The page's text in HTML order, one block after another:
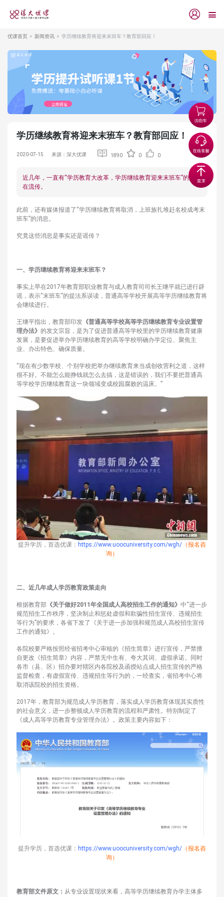
优课首页 新闻资讯 学历继续教育将迎来末班车？教育部回应！
学历继续教育将迎来末班车？教育部回应！
2020-07-15 来源：深大优课 1890 0 0
近几年，一直有“学历教育大改革，学历继续教育迎来末班车”的消息
在流传。
此前，还有媒体报道了“学历继续教育将取消，上班族扎堆赶名校成考末
班车”的消息。
究竟这些消息是事实还是谣传？
一、学历继续教育将迎来末班车？
事实上早在2017年教育部职业教育与成人教育司司长王继平就已进行辟
谣，表示“末班车”的提法系误读，普通高等学校开展高等学历继续教育将
会继续进行。
王继平指出，教育部印发 《普通高等学校高等学历继续教育专业设置管
理办法》 的发文宗旨，是为了促进普通高等学校里的学历继续教育健康
发展，是要促进举办学历继续教育的高等学校明确办学定位、聚焦主
业、办出特色、确保质量。
“现在有少数学校、个别学校把举办继续教育来当成创收营利之道，这样
很不好。不能怎么能挣钱就怎么去搞，这是错误的，我们不要把普通高
等学校学历继续教育这一块领域变成校园腐败的温床。”
提升学历，首选优课： https://www.uoocuniversity.com/wgh/ （报名咨
询）
二、近几年成人学历教育政策走向
根据教育部 《关于做好2011年全国成人高校招生工作的通知》 中“进一步
规范招生工作秩序，坚决制止和惩处虚假和欺骗性招生宣传、违规招生
等行为”的要求，各省下发了《关于进一步加强和规范成人高校招生宣传
工作的通知》。
各院校要严格按照经省招考中心审核的《招生简章》进行宣传，严禁擅
自更改《招生简章》内容，严禁无中生有、夸大其词、虚假承诺。同时
各市（县、区）招办要对辖区内各院校及函授站点成人招生宣传的严格
监督检查，有虚假宣传、违规招生等行为的，一经查实，省招考中心将
取消该院校的招生资格。
2017年，教育部为规范成人学历教育，落实成人学历教育体现其实质性
的社会意义，进一步整顿成人学历教育的流程和严肃性。特别制定了
《成人高等学历教育专业管理办法》。政策主要内容如下：
提升学历，首选优课： https://www.uoocuniversity.com/wgh/ （报名咨
询）
教育部文件原文： 从专业设置现状来看，高等学历继续教育办学主体多